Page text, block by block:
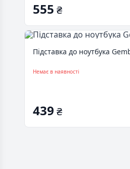
555 ₴
Підставка до ноутбука
Немає в наявності
439 ₴